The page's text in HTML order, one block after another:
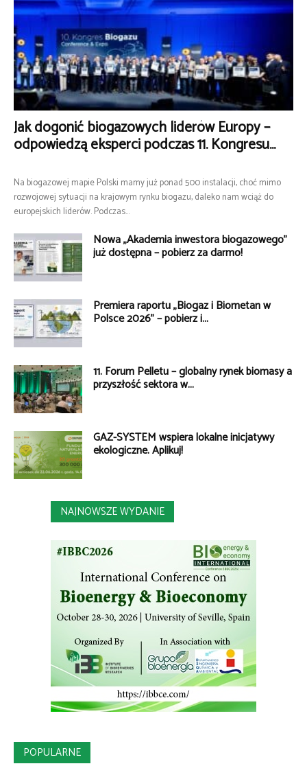
Jak dogonić biogazowych liderów Europy –
odpowiedzą eksperci podczas 11. Kongresu...
Na biogazowej mapie Polski mamy już ponad 500 instalacji, choć mimo
rozwojowej sytuacji na krajowym rynku biogazu, daleko nam wciąż do
europejskich liderów. Podczas...
Nowa „Akademia inwestora biogazowego”
już dostępna – pobierz za darmo!
Premiera raportu „Biogaz i Biometan w
Polsce 2026” – pobierz i...
11. Forum Pelletu – globalny rynek biomasy a
przyszłość sektora w...
GAZ-SYSTEM wspiera lokalne inicjatywy
ekologiczne. Aplikuj!
NAJNOWSZE WYDANIE
POPULARNE